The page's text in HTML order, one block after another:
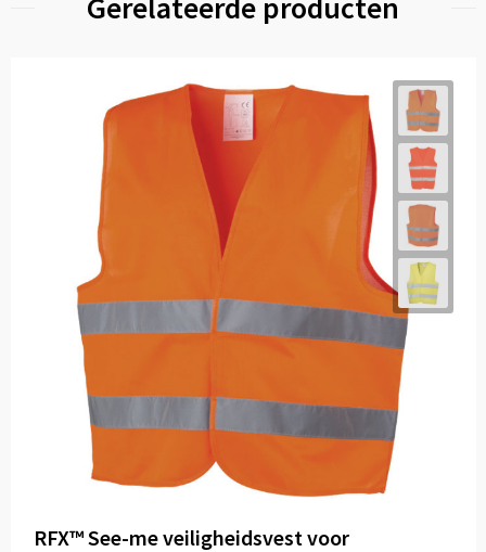
RFX™ See-me veiligheidsvest voor